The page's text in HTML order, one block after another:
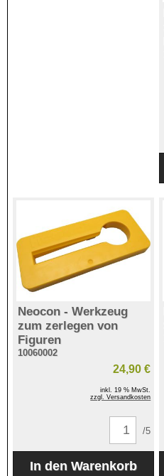
Neocon - Werkzeug
zum zerlegen von
Figuren
10060002
24,90 €
inkl. 19 % MwSt.
zzgl. Versandkosten
/5